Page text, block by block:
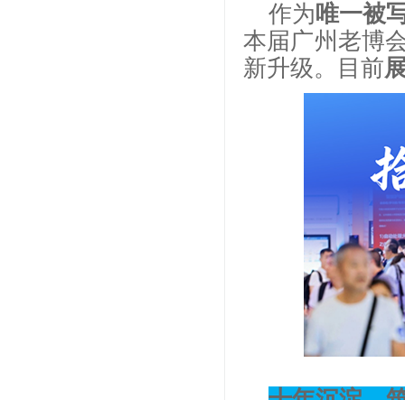
作为唯一被
本届广州老博
新升级。目前